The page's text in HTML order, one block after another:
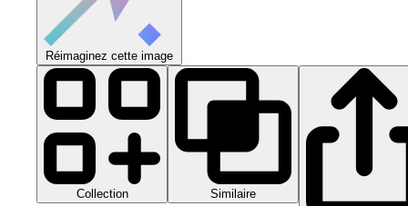
Réimaginez cette image
Collection Similaire